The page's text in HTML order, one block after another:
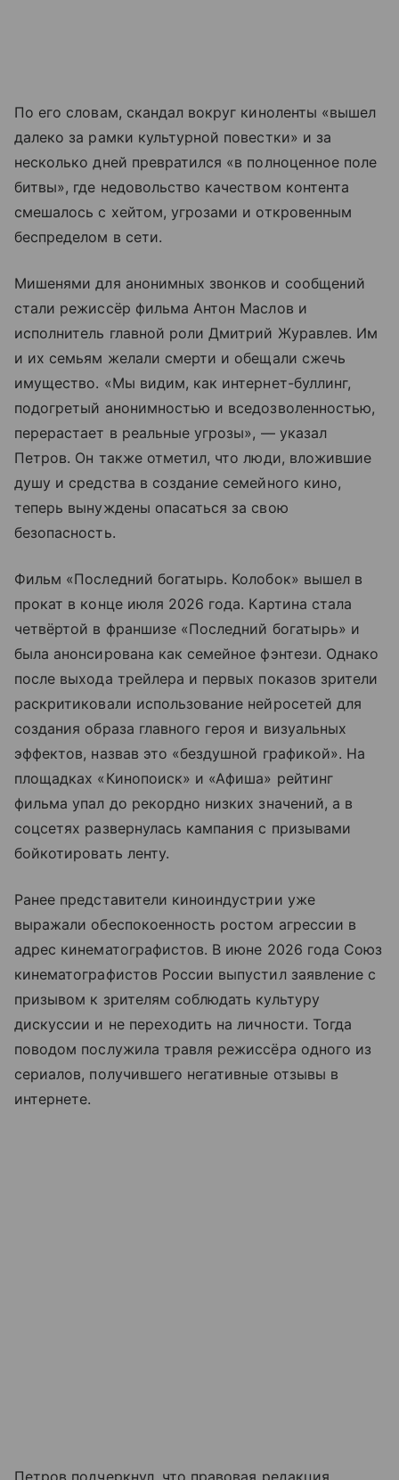
По его словам, скандал вокруг киноленты «вышел
далеко за рамки культурной повестки» и за
несколько дней превратился «в полноценное поле
битвы», где недовольство качеством контента
смешалось с хейтом, угрозами и откровенным
беспределом в сети.
Мишенями для анонимных звонков и сообщений
стали режиссёр фильма Антон Маслов и
исполнитель главной роли Дмитрий Журавлев. Им
и их семьям желали смерти и обещали сжечь
имущество. «Мы видим, как интернет-буллинг,
подогретый анонимностью и вседозволенностью,
перерастает в реальные угрозы», — указал
Петров. Он также отметил, что люди, вложившие
душу и средства в создание семейного кино,
теперь вынуждены опасаться за свою
безопасность.
Фильм «Последний богатырь. Колобок» вышел в
прокат в конце июля 2026 года. Картина стала
четвёртой в франшизе «Последний богатырь» и
была анонсирована как семейное фэнтези. Однако
после выхода трейлера и первых показов зрители
раскритиковали использование нейросетей для
создания образа главного героя и визуальных
эффектов, назвав это «бездушной графикой». На
площадках «Кинопоиск» и «Афиша» рейтинг
фильма упал до рекордно низких значений, а в
соцсетях развернулась кампания с призывами
бойкотировать ленту.
Ранее представители киноиндустрии уже
выражали обеспокоенность ростом агрессии в
адрес кинематографистов. В июне 2026 года Союз
кинематографистов России выпустил заявление с
призывом к зрителям соблюдать культуру
дискуссии и не переходить на личности. Тогда
поводом послужила травля режиссёра одного из
сериалов, получившего негативные отзывы в
интернете.